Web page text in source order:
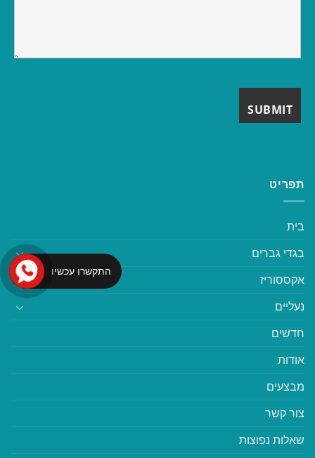
תפריט
בית
בגדי גברים
אקססוריז
נעליים
חדשים
אודות
מבצעים
צור קשר
שאלות נפוצות
התקשרו עכשיו